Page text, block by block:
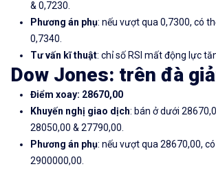
& 0,7230.
Phương án phụ: nếu vượt qua 0,7300, có
0,7340.
Tư vấn kĩ thuật: chỉ số RSI mất động lực
Dow Jones: trên đà
Điểm xoay: 28670,00
Khuyến nghị giao dịch: bán ở dưới
28050,00 & 27790,00.
Phương án phụ: nếu vượt qua 28670,00,
2900000,00.